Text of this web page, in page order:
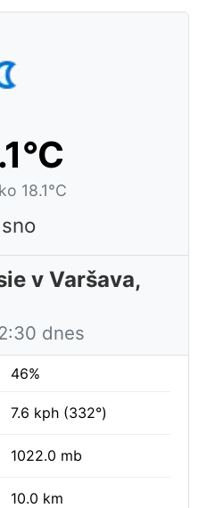
18.1°C
v Varšava,
dnes
46%
7.6 kph (332°)
1022.0 mb
10.0 km